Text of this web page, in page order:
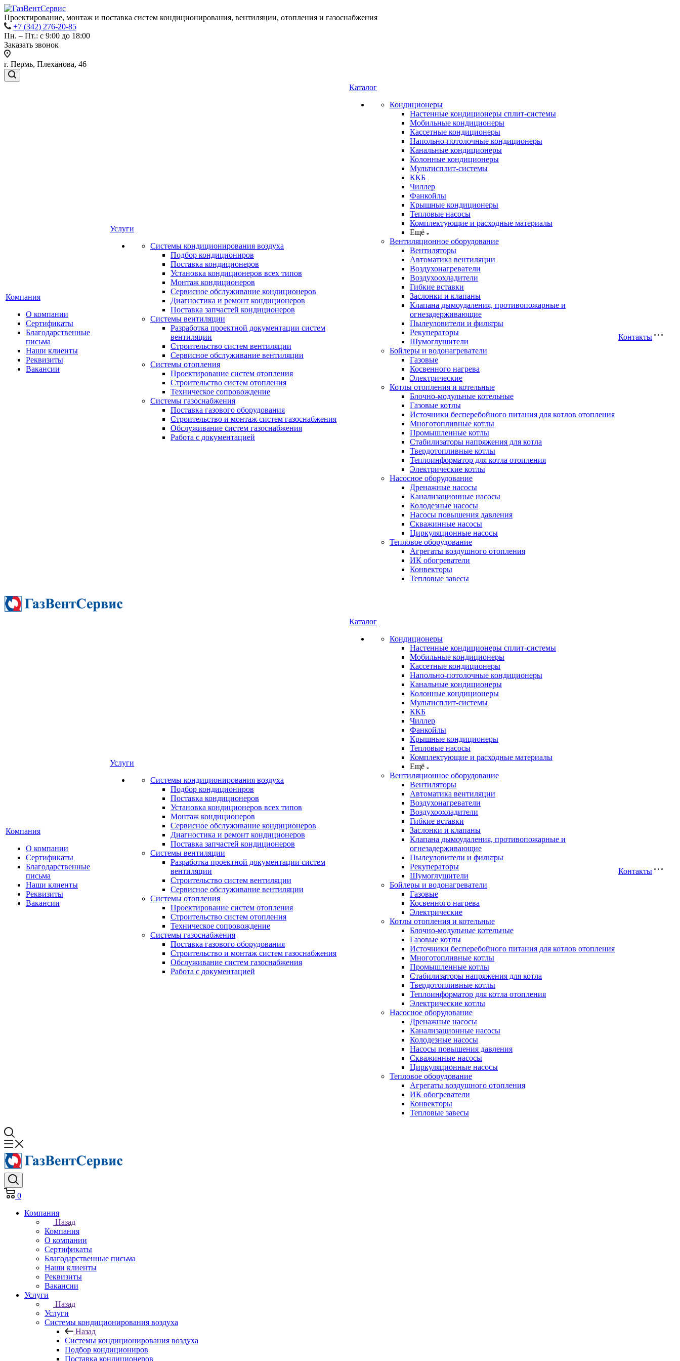
Проектирование, монтаж и поставка систем кондиционирования, вентиляции, отопления и газоснабжения
+7 (342) 276-20-85
Пн. – Пт.: с 9:00 до 18:00
Заказать звонок
г. Пермь, Плеханова, 46
Компания
О компании
Сертификаты
Благодарственные
письма
Наши клиенты
Реквизиты
Вакансии
Услуги
Системы кондиционирования воздуха
Подбор кондициониров
Поставка кондиционеров
Установка кондиционеров всех типов
Монтаж кондиционеров
Сервисное обслуживание кондиционеров
Диагностика и ремонт кондиционеров
Поставка запчастей кондиционеров
Системы вентиляции
Разработка проектной документации систем
вентиляции
Строительство систем вентиляции
Сервисное обслуживание вентиляции
Системы отопления
Проектирование систем отопления
Строительство систем отопления
Техническое сопровождение
Системы газоснабжения
Поставка газового оборудования
Строительство и монтаж систем газоснабжения
Обслуживание систем газоснабжения
Работа с документацией
Каталог
Кондиционеры
Настенные кондиционеры сплит-системы
Мобильные кондиционеры
Кассетные кондиционеры
Напольно-потолочные кондиционеры
Канальные кондиционеры
Колонные кондиционеры
Мультисплит-системы
ККБ
Чиллер
Фанкойлы
Крышные кондиционеры
Тепловые насосы
Комплектующие и расходные материалы
Ещё
Вентиляционное оборудование
Вентиляторы
Автоматика вентиляции
Воздухонагреватели
Воздухоохладители
Гибкие вставки
Заслонки и клапаны
Клапана дымоудаления, противопожарные и
огнезадерживающие
Пылеуловители и фильтры
Рекуператоры
Шумоглушители
Бойлеры и водонагреватели
Газовые
Косвенного нагрева
Электрические
Котлы отопления и котельные
Блочно-модульные котельные
Газовые котлы
Источники бесперебойного питания для котлов отопления
Многотопливные котлы
Промышленные котлы
Стабилизаторы напряжения для котла
Твердотопливные котлы
Теплоинформатор для котла отопления
Электрические котлы
Насосное оборудование
Дренажные насосы
Канализационные насосы
Колодезные насосы
Насосы повышения давления
Скважинные насосы
Циркуляционные насосы
Тепловое оборудование
Агрегаты воздушного отопления
ИК обогреватели
Конвекторы
Тепловые завесы
Контакты
Компания
О компании
Сертификаты
Благодарственные
письма
Наши клиенты
Реквизиты
Вакансии
Услуги
Системы кондиционирования воздуха
Подбор кондициониров
Поставка кондиционеров
Установка кондиционеров всех типов
Монтаж кондиционеров
Сервисное обслуживание кондиционеров
Диагностика и ремонт кондиционеров
Поставка запчастей кондиционеров
Системы вентиляции
Разработка проектной документации систем
вентиляции
Строительство систем вентиляции
Сервисное обслуживание вентиляции
Системы отопления
Проектирование систем отопления
Строительство систем отопления
Техническое сопровождение
Системы газоснабжения
Поставка газового оборудования
Строительство и монтаж систем газоснабжения
Обслуживание систем газоснабжения
Работа с документацией
Каталог
Кондиционеры
Настенные кондиционеры сплит-системы
Мобильные кондиционеры
Кассетные кондиционеры
Напольно-потолочные кондиционеры
Канальные кондиционеры
Колонные кондиционеры
Мультисплит-системы
ККБ
Чиллер
Фанкойлы
Крышные кондиционеры
Тепловые насосы
Комплектующие и расходные материалы
Ещё
Вентиляционное оборудование
Вентиляторы
Автоматика вентиляции
Воздухонагреватели
Воздухоохладители
Гибкие вставки
Заслонки и клапаны
Клапана дымоудаления, противопожарные и
огнезадерживающие
Пылеуловители и фильтры
Рекуператоры
Шумоглушители
Бойлеры и водонагреватели
Газовые
Косвенного нагрева
Электрические
Котлы отопления и котельные
Блочно-модульные котельные
Газовые котлы
Источники бесперебойного питания для котлов отопления
Многотопливные котлы
Промышленные котлы
Стабилизаторы напряжения для котла
Твердотопливные котлы
Теплоинформатор для котла отопления
Электрические котлы
Насосное оборудование
Дренажные насосы
Канализационные насосы
Колодезные насосы
Насосы повышения давления
Скважинные насосы
Циркуляционные насосы
Тепловое оборудование
Агрегаты воздушного отопления
ИК обогреватели
Конвекторы
Тепловые завесы
Контакты
0
Компания
Назад
Компания
О компании
Сертификаты
Благодарственные письма
Наши клиенты
Реквизиты
Вакансии
Услуги
Назад
Услуги
Системы кондиционирования воздуха
Назад
Системы кондиционирования воздуха
Подбор кондициониров
Поставка кондиционеров